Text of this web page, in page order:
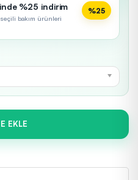
%25 indirim
bakım ürünleri
%25
EKLE